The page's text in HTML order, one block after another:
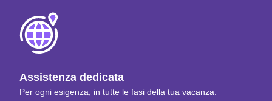
Assistenza dedicata
Per ogni esigenza, in tutte le fasi della tua vacanza.